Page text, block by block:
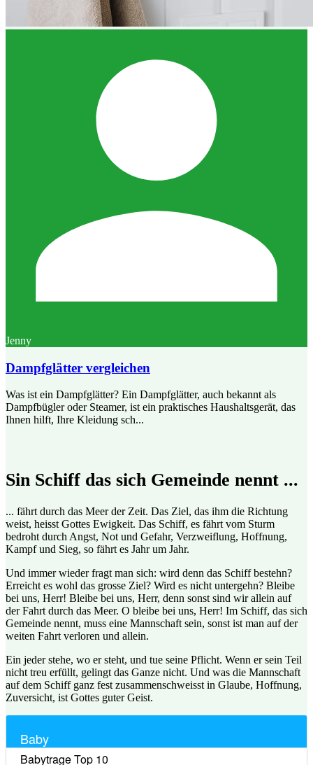
Jenny
Dampfglätter vergleichen
Was ist ein Dampfglätter? Ein Dampfglätter, auch bekannt als
Dampfbügler oder Steamer, ist ein praktisches Haushaltsgerät, das
Ihnen hilft, Ihre Kleidung sch...
Sin Schiff das sich Gemeinde nennt ...
... fährt durch das Meer der Zeit. Das Ziel, das ihm die Richtung
weist, heisst Gottes Ewigkeit. Das Schiff, es fährt vom Sturm
bedroht durch Angst, Not und Gefahr, Verzweiflung, Hoffnung,
Kampf und Sieg, so fährt es Jahr um Jahr.
Und immer wieder fragt man sich: wird denn das Schiff bestehn?
Erreicht es wohl das grosse Ziel? Wird es nicht untergehn? Bleibe
bei uns, Herr! Bleibe bei uns, Herr, denn sonst sind wir allein auf
der Fahrt durch das Meer. O bleibe bei uns, Herr! Im Schiff, das sich
Gemeinde nennt, muss eine Mannschaft sein, sonst ist man auf der
weiten Fahrt verloren und allein.
Ein jeder stehe, wo er steht, und tue seine Pflicht. Wenn er sein Teil
nicht treu erfüllt, gelingt das Ganze nicht. Und was die Mannschaft
auf dem Schiff ganz fest zusammenschweisst in Glaube, Hoffnung,
Zuversicht, ist Gottes guter Geist.
Baby
Babytrage Top 10